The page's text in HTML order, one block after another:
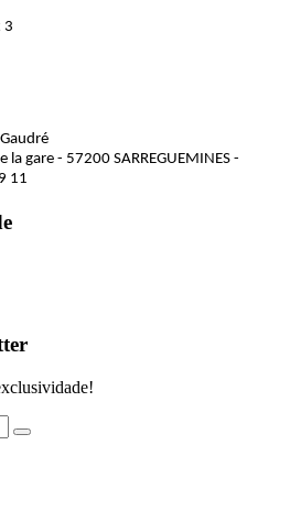
3
la gare - 57200 SARREGUEMINES -
11